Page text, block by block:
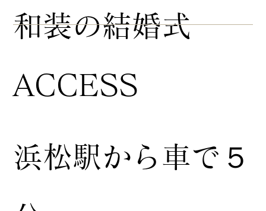
​和装の結婚式
浜松駅から車で５
ACCESS